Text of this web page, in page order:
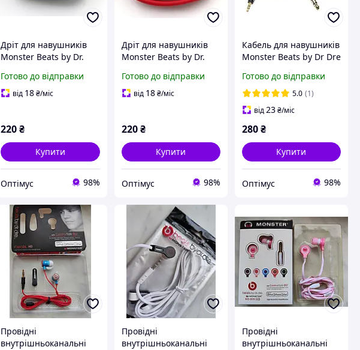
Дріт для навушників
Monster Beats by Dr.
Talk Control Gray
Готово до відправки
від 18₴/міс
220₴
Купити
Оптімус 98%
Дріт для навушників
Monster Beats by Dr.
Talk Control Red
Готово до відправки
від 18 ₴/міс
220 ₴
Купити
Оптімус 98%
Кабель для навушників
Monster Beats by Dr Dre
Готово до відправки
5.0 (1)
від23₴/міс
280₴
Купити
Оптімус 98%
Провідні
внутрішньоканальні
Провідні
внутрішньоканальні
Провідні
внутрішньоканальні